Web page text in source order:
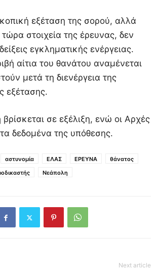
εξέταση της σορού, αλλά
στοιχεία της έρευνας, δεν
εγκληματικής ενέργειας.
αίτια του θανάτου αναμένεται
μετά τη διενέργεια της
εξέτασης.
σε εξέλιξη, ενώ οι Αρχές
δεδομένα της υπόθεσης.
αστυνομία ΕΛΑΣ ΕΡΕΥΝΑ
θάνατος
Νεάπολη
Next article